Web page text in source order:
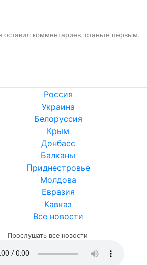
комментариев, станьте первым.
Россия
Украина
Белоруссия
Крым
Донбасс
Балканы
Приднестровье
Молдова
Евразия
Кавказ
Все новости
Прослушать все новости